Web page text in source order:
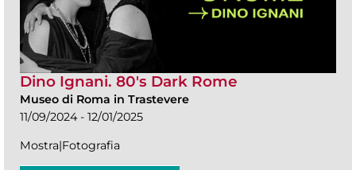
Dino Ignani. 80's Dark Rome
Museo di Roma in Trastevere
11/09/2024 - 12/01/2025
Mostra|Fotografia